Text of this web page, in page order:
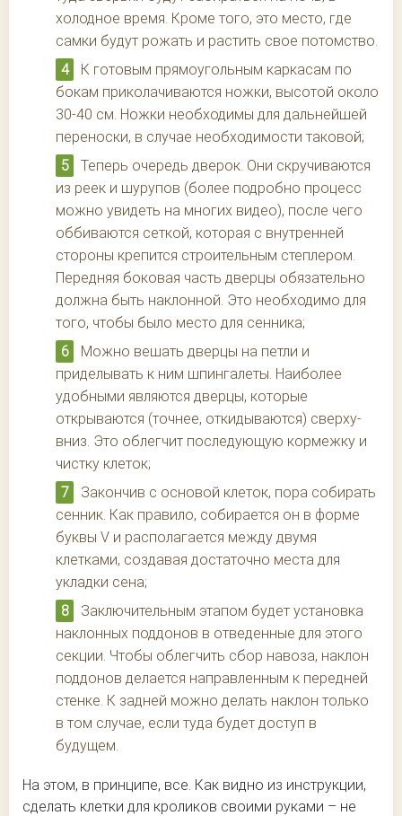
холодное время. Кроме того, это место, где
самки будут рожать и растить свое потомство.
К готовым прямоугольным каркасам по
бокам приколачиваются ножки, высотой около
30-40 см. Ножки необходимы для дальнейшей
переноски, в случае необходимости таковой;
Теперь очередь дверок. Они скручиваются
из реек и шурупов (более подробно процесс
можно увидеть на многих видео), после чего
оббиваются сеткой, которая с внутренней
стороны крепится строительным степлером.
Передняя боковая часть дверцы обязательно
должна быть наклонной. Это необходимо для
того, чтобы было место для сенника;
Можно вешать дверцы на петли и
приделывать к ним шпингалеты. Наиболее
удобными являются дверцы, которые
открываются (точнее, откидываются) сверху-
вниз. Это облегчит последующую кормежку и
чистку клеток;
Закончив с основой клеток, пора собирать
сенник. Как правило, собирается он в форме
буквы V и располагается между двумя
клетками, создавая достаточно места для
укладки сена;
Заключительным этапом будет установка
наклонных поддонов в отведенные для этого
секции. Чтобы облегчить сбор навоза, наклон
поддонов делается направленным к передней
стенке. К задней можно делать наклон только
в том случае, если туда будет доступ в
будущем.
На этом, в принципе, все. Как видно из инструкции,
сделать клетки для кроликов своими руками – не